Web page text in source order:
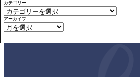
カテゴリー
アーカイブ